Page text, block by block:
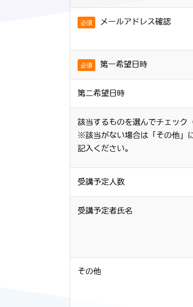
必須 メールアドレス確認
必須 第一希望日時
第二希望日時
該当するものを選んでチェック
※該当がない場合は「その他」
記入ください。
受講予定人数
受講予定者氏名
その他